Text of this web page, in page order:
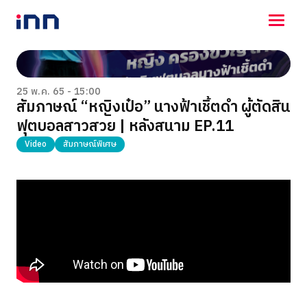
NEWS
ENTERTAINMENT
LIFESTYLE
HOROSCOPE
LOTTERY
VIDEO
25 พ.ค. 65 - 15:00
สัมภาษณ์ “หญิงเป๋อ” นางฟ้าเชิ้ตดำ ผู้ตัดสิน
ฟุตบอลสาวสวย | หลังสนาม EP.11
Video สัมภาษณ์พิเศษ